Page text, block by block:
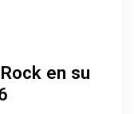
en su